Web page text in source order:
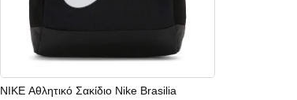
NIKE Αθλητικό Σακίδιο Nike Brasilia